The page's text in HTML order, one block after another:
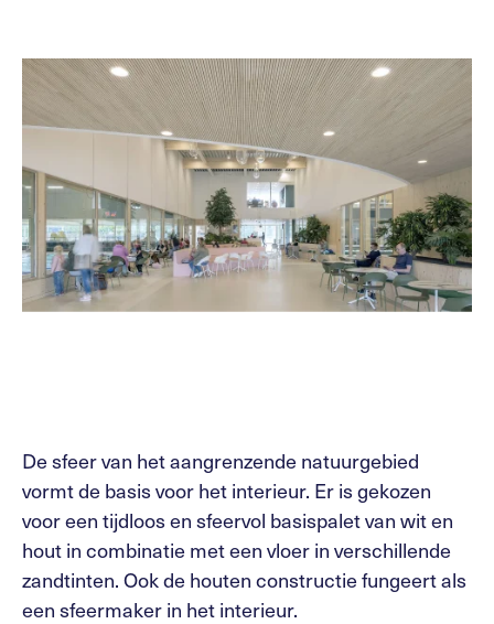
De sfeer van het aangrenzende natuurgebied
vormt de basis voor het interieur. Er is gekozen
voor een tijdloos en sfeervol basispalet van wit en
hout in combinatie met een vloer in verschillende
zandtinten. Ook de houten constructie fungeert als
een sfeermaker in het interieur.